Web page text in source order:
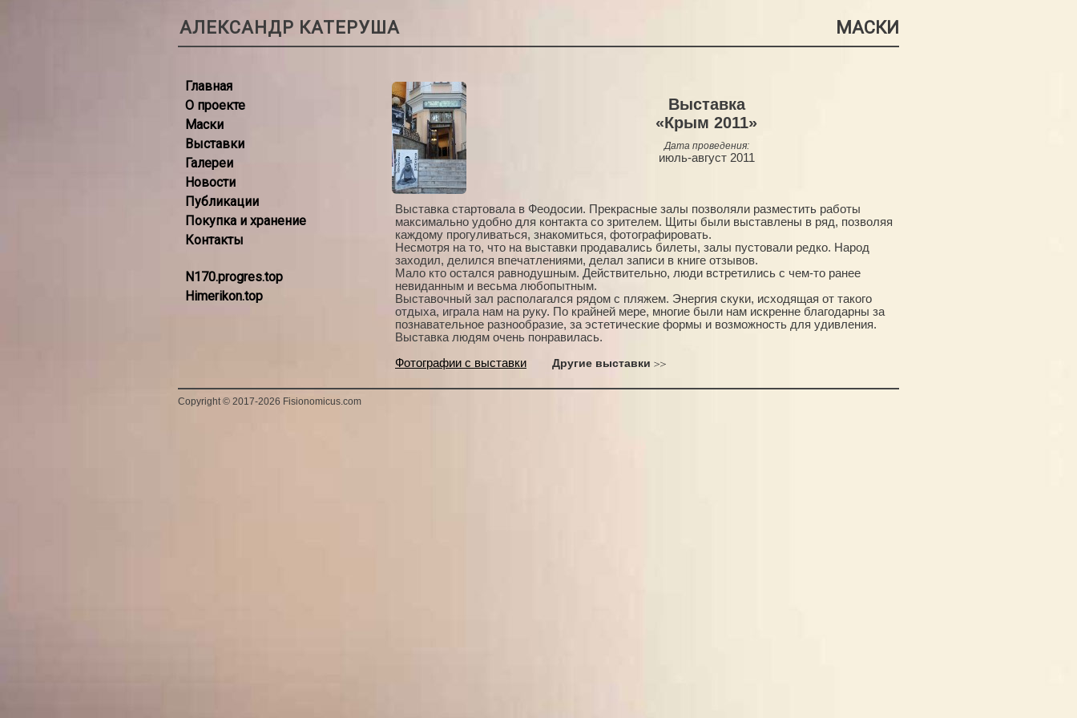
АЛЕКСАНДР КАТЕРУША МАСКИ
Главная
О проекте
Маски
Выставки
Галереи
Новости
Публикации
Покупка и хранение
Контакты
N170.progres.top
Himerikon.top
Выставка
«Крым 2011»
Дата проведения:
июль-август 2011
Выставка стартовала в Феодосии. Прекрасные залы позволяли разместить работы
максимально удобно для контакта со зрителем. Щиты были выставлены в ряд, позволяя
каждому прогуливаться, знакомиться, фотографировать.
Несмотря на то, что на выставки продавались билеты, залы пустовали редко. Народ
заходил, делился впечатлениями, делал записи в книге отзывов.
Мало кто остался равнодушным. Действительно, люди встретились с чем-то ранее
невиданным и весьма любопытным.
Выставочный зал располагался рядом с пляжем. Энергия скуки, исходящая от такого
отдыха, играла нам на руку. По крайней мере, многие были нам искренне благодарны за
познавательное разнообразие, за эстетические формы и возможность для удивления.
Выставка людям очень понравилась.
Фотографии с выставки
Другие выставки
Copyright © 2017-2026 Fisionomicus.com